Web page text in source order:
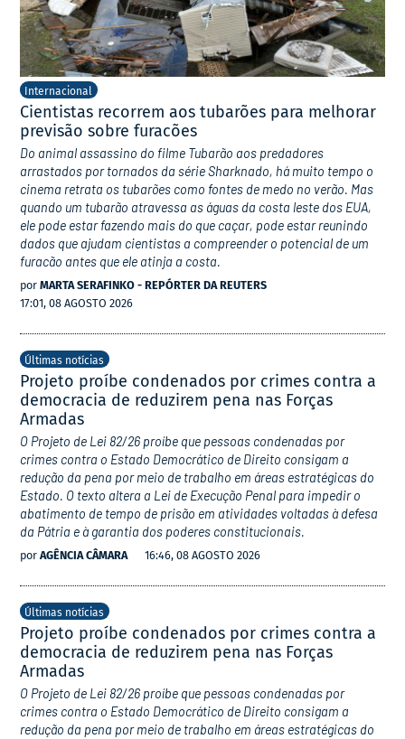
Internacional
Cientistas recorrem aos tubarões para melhorar
previsão sobre furacões
Do animal assassino do filme Tubarão aos predadores
arrastados por tornados da série Sharknado, há muito tempo o
cinema retrata os tubarões como fontes de medo no verão. Mas
quando um tubarão atravessa as águas da costa leste dos EUA,
ele pode estar fazendo mais do que caçar, pode estar reunindo
dados que ajudam cientistas a compreender o potencial de um
furacão antes que ele atinja a costa.
por MARTA SERAFINKO - REPÓRTER DA REUTERS
17:01, 08 AGOSTO 2026
Últimas notícias
Projeto proíbe condenados por crimes contra a
democracia de reduzirem pena nas Forças
Armadas
O Projeto de Lei 82/26 proíbe que pessoas condenadas por
crimes contra o Estado Democrático de Direito consigam a
redução da pena por meio de trabalho em áreas estratégicas do
Estado. O texto altera a Lei de Execução Penal para impedir o
abatimento de tempo de prisão em atividades voltadas à defesa
da Pátria e à garantia dos poderes constitucionais.
por AGÊNCIA CÂMARA 16:46, 08 AGOSTO 2026
Últimas notícias
Projeto proíbe condenados por crimes contra a
democracia de reduzirem pena nas Forças
Armadas
O Projeto de Lei 82/26 proíbe que pessoas condenadas por
crimes contra o Estado Democrático de Direito consigam a
redução da pena por meio de trabalho em áreas estratégicas do